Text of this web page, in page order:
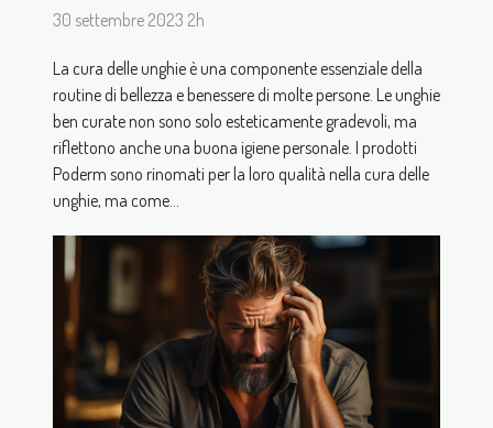
30 settembre 2023 2h
La cura delle unghie è una componente essenziale della
routine di bellezza e benessere di molte persone. Le unghie
ben curate non sono solo esteticamente gradevoli, ma
riflettono anche una buona igiene personale. I prodotti
Poderm sono rinomati per la loro qualità nella cura delle
unghie, ma come...